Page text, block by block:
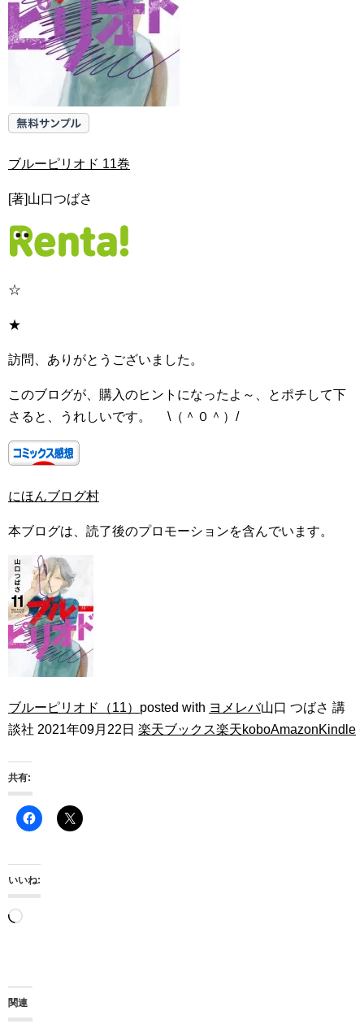
ブルーピリオド 11巻
[著]山口つばさ
☆
★
訪問、ありがとうございました。
このブログが、購入のヒントになったよ～、とポチして下
さると、うれしいです。 \（＾０＾）/
にほんブログ村
本ブログは、読了後のプロモーションを含んでいます。
ブルーピリオド（11） posted with ヨメレバ山口 つばさ 講
談社 2021年09月22日 楽天ブックス楽天koboAmazonKindle
共有:
いいね:
読
み
中…
関連